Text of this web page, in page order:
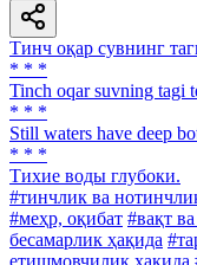
Тинч оқар сувнинг
* * *
Tinch oqar suvning tagi
* * *
Still waters have deep
* * *
Тихие воды глубоки.
#тинчлик ва
#меҳр, оқибат #вақт
бесамарлик ҳақида